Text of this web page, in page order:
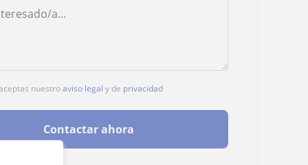
nuestroaviso legal y de privacidad
Contactar ahora